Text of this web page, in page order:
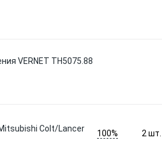
VERNET TH5075.88
Colt/Lancer
100% 2 шт.